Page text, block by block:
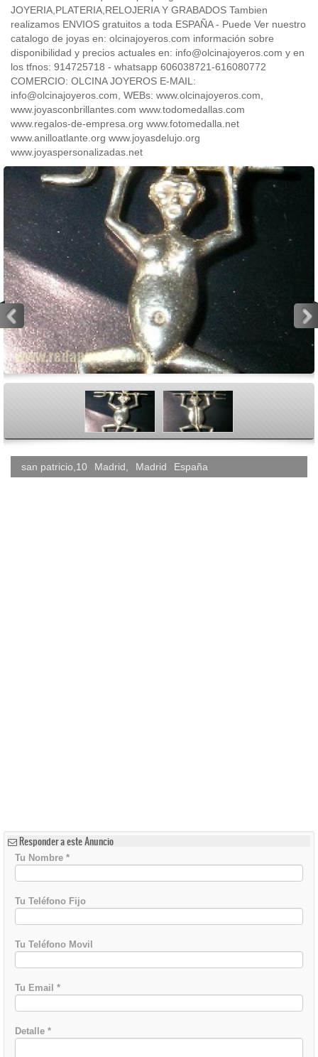
JOYERIA,PLATERIA,RELOJERIA Y GRABADOS Tambien
realizamos ENVIOS gratuitos a toda ESPAÑA - Puede Ver nuestro
catalogo de joyas en: olcinajoyeros.com información sobre
disponibilidad y precios actuales en: info@olcinajoyeros.com y en
los tfnos: 914725718 - whatsapp 606038721-616080772
COMERCIO: OLCINA JOYEROS E-MAIL:
info@olcinajoyeros.com, WEBs: www.olcinajoyeros.com,
www.joyasconbrillantes.com www.todomedallas.com
www.regalos-de-empresa.org www.fotomedalla.net
www.anilloatlante.org www.joyasdelujo.org
www.joyaspersonalizadas.net
<
san patricio,10 Madrid Madrid España
Responder a este Anuncio
Tu Nombre *
Tu Teléfono Fijo
Tu Teléfono Movil
Tu Email *
Detalle *